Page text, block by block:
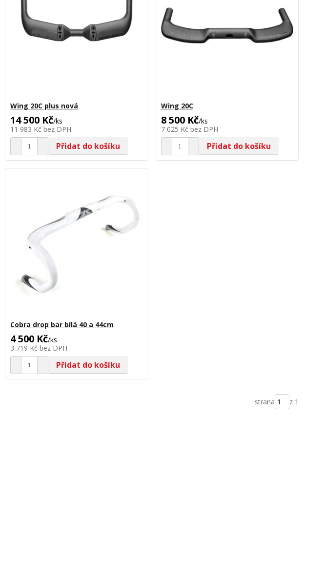
Wing 20C plus nová
14 500 Kč/ks
11 983 Kčbez DPH
Přidat do košíku
Wing 20C
8 500 Kč/ks
7 025 Kč bez DPH
Přidat do košíku
Cobra drop bar bílá 40 a 44cm
4 500 Kč/ks
3 719 Kčbez DPH
Přidat do košíku
strana z 1